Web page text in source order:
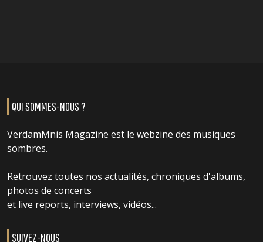
QUI SOMMES-NOUS ?
VerdamMnis Magazine est le webzine des musiques
sombres.
Retrouvez toutes nos actualités, chroniques d'albums,
photos de concerts
et live reports, interviews, vidéos...
SUIVEZ-NOUS